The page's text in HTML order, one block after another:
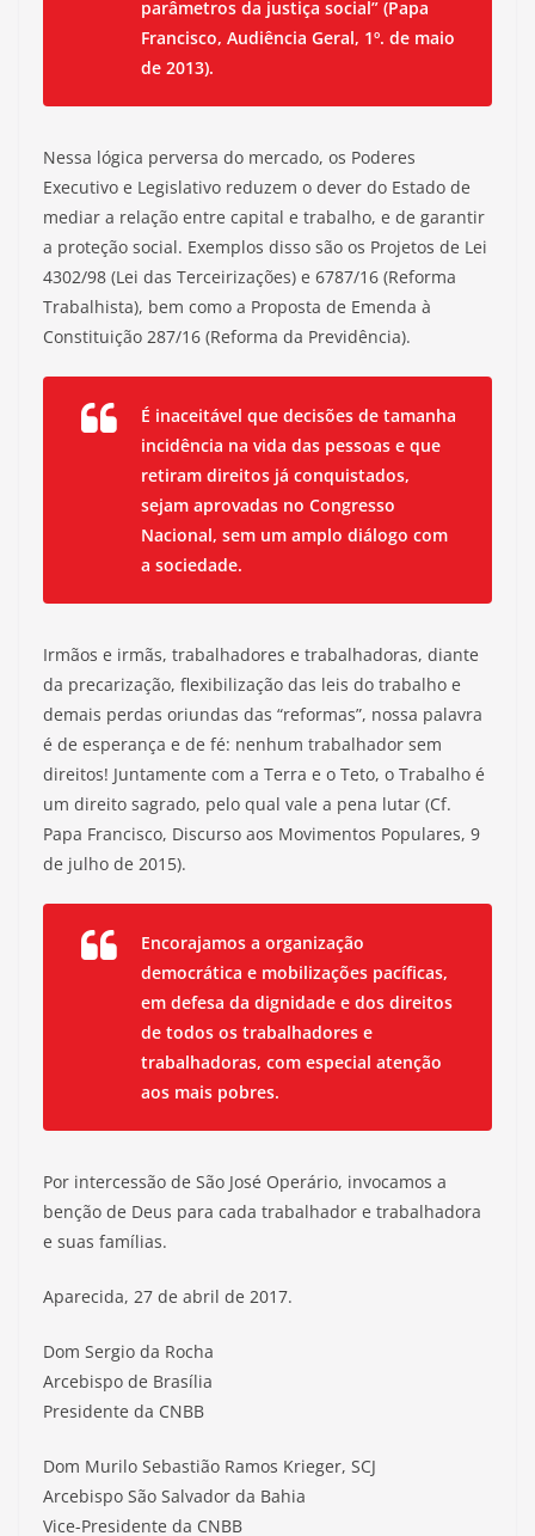
parâmetros da justiça social” (Papa
Francisco, Audiência Geral, 1º. de maio
de 2013).
Nessa lógica perversa do mercado, os Poderes
Executivo e Legislativo reduzem o dever do Estado de
mediar a relação entre capital e trabalho, e de garantir
a proteção social. Exemplos disso são os Projetos de Lei
4302/98 (Lei das Terceirizações) e 6787/16 (Reforma
Trabalhista), bem como a Proposta de Emenda à
Constituição 287/16 (Reforma da Previdência).
É inaceitável que decisões de tamanha
incidência na vida das pessoas e que
retiram direitos já conquistados,
sejam aprovadas no Congresso
Nacional, sem um amplo diálogo com
a sociedade.
Irmãos e irmãs, trabalhadores e trabalhadoras, diante
da precarização, flexibilização das leis do trabalho e
demais perdas oriundas das “reformas”, nossa palavra
é de esperança e de fé: nenhum trabalhador sem
direitos! Juntamente com a Terra e o Teto, o Trabalho é
um direito sagrado, pelo qual vale a pena lutar (Cf.
Papa Francisco, Discurso aos Movimentos Populares, 9
de julho de 2015).
Encorajamos a organização
democrática e mobilizações pacíficas,
em defesa da dignidade e dos direitos
de todos os trabalhadores e
trabalhadoras, com especial atenção
aos mais pobres.
Por intercessão de São José Operário, invocamos a
benção de Deus para cada trabalhador e trabalhadora
e suas famílias.
Aparecida, 27 de abril de 2017.
Dom Sergio da Rocha
Arcebispo de Brasília
Presidente da CNBB
Dom Murilo Sebastião Ramos Krieger, SCJ
Arcebispo São Salvador da Bahia
Vice-Presidente da CNBB